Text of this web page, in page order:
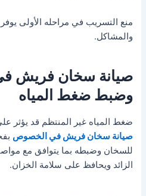
منع التسريب في مراحله الأولى يوفر
والمشاكل.
صيانة سخان فريش
وضبط ضغط المياه
ضغط المياه غير المنتظم قد يؤثر
صيانة سخان فريش في الخصوص
للسخان وضبطه بما يتوافق مع
الزائد ويحافظ على سلامة الخزان.